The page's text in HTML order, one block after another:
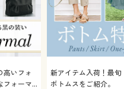
高いフォ
フォーマ
新アイテム入荷！最旬
ボトムスをご紹介。